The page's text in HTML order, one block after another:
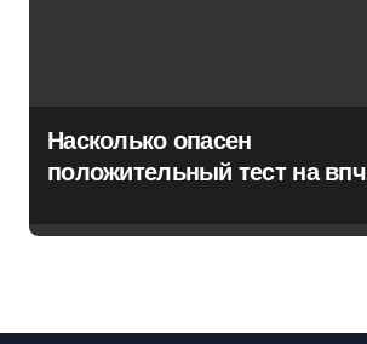
Насколько опасен
положительный тест на впч